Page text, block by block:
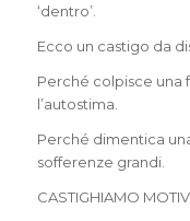
‘dentro’.
Ecco un castigo da
Perché colpisce una
l’autostima.
Perché dimentica
sofferenze grandi.
CASTIGHIAMO